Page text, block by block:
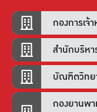
กองการเจ้
สำนักบริห
บัณฑิตวิทย
กองยานพ